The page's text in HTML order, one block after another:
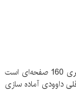
کتاب «سیری در خطبه اعیاد فطر و قربان» اثری 160 صفحه‌ای است
داوودی آماده سازی